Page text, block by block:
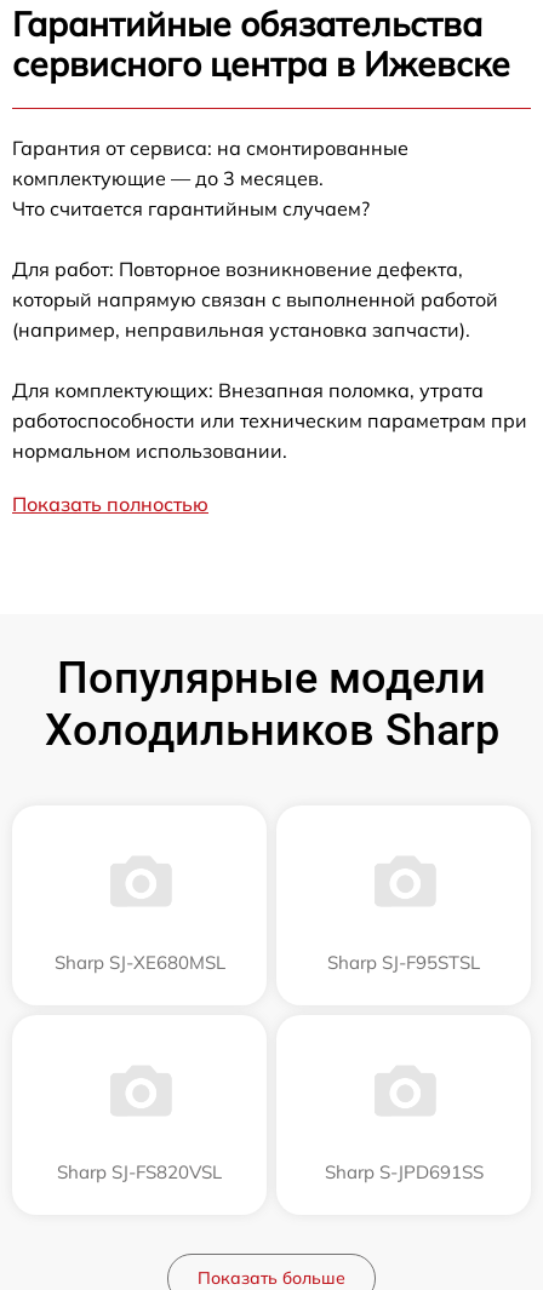
Гарантийные обязательства
сервисного центра в Ижевске
Гарантия от сервиса: на смонтированные
комплектующие — до 3 месяцев.
Что считается гарантийным случаем?
Для работ: Повторное возникновение дефекта,
который напрямую связан с выполненной работой
(например, неправильная установка запчасти).
Для комплектующих: Внезапная поломка, утрата
работоспособности или техническим параметрам при
нормальном использовании.
Показать полностью
Популярные модели
Холодильников Sharp
Sharp SJ-XE680MSL Sharp SJ-F95STSL
Sharp SJ-FS820VSL Sharp S-JPD691SS
Показать больше